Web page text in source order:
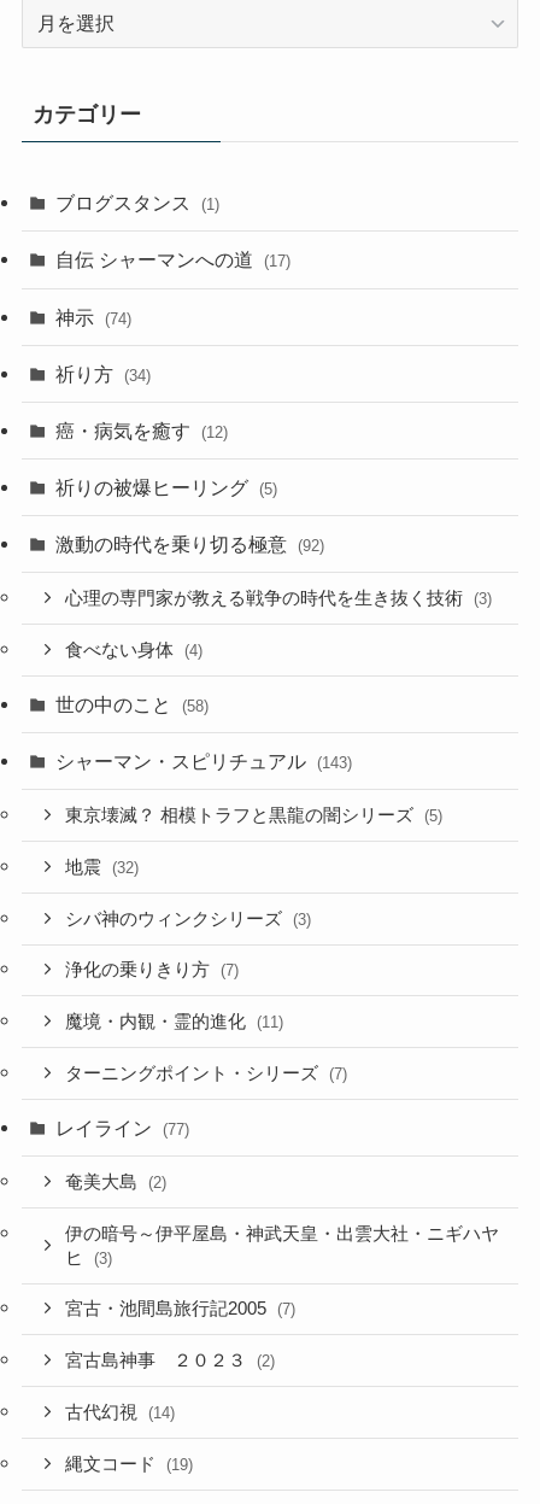
ア
カ
ブ
カテゴリー
ブログスタンス (1)
自伝 シャーマンへの道 (17)
神示 (74)
祈り方 (34)
癌・病気を癒す (12)
祈りの被爆ヒーリング (5)
激動の時代を乗り切る極意 (92)
心理の専門家が教える戦争の時代を生き抜く技術 (3)
食べない身体 (4)
世の中のこと (58)
シャーマン・スピリチュアル (143)
東京壊滅？ 相模トラフと黒龍の闇シリーズ (5)
地震 (32)
シバ神のウィンクシリーズ (3)
浄化の乗りきり方 (7)
魔境・内観・霊的進化 (11)
ターニングポイント・シリーズ (7)
レイライン (77)
奄美大島 (2)
伊の暗号～伊平屋島・神武天皇・出雲大社・ニギハヤ
ヒ
(3)
宮古・池間島旅行記2005 (7)
宮古島神事 ２０２３ (2)
古代幻視 (14)
縄文コード (19)